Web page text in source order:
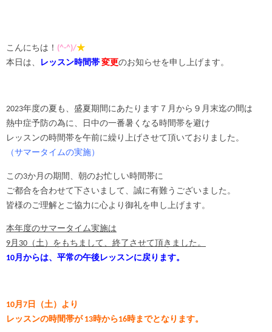
こんにちは！ (^-^)/★
本日は、
レッスン時間帯 変更のお知らせを申し上げます。
2023年度の夏も、盛夏期間にあたります７月から９月末迄の間は
熱中症予防の為に、日中の一番暑くなる時間帯を避け
レッスンの時間帯を午前に繰り上げさせて頂いておりました。
（サマータイムの実施）
この3か月の期間、朝のお忙しい時間帯に
ご都合を合わせて下さいまして、誠に有難うございました。
皆様のご理解とご協力に心より御礼を申し上げます。
本年度のサマータイム実施は
9月30（土）をもちまして、終了させて頂きました。
10月からは、平常の午後レッスンに戻ります。
10月7日（土）より
レッスンの時間帯が 13時から16時までとなります。